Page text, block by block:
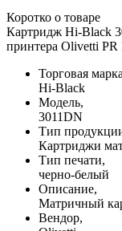
Коротко о товаре
Картридж Hi-Black
принтера Olivetti
Торговая
Hi-Black
Модель,
3011DN
Тип
Картриджи
Тип печати,
черно-белый
Описание,
Матричный
Вендор,